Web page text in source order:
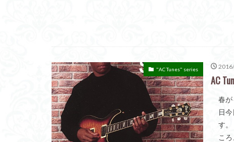
"AC Tunes" series
AC
春が
日
す。
こ